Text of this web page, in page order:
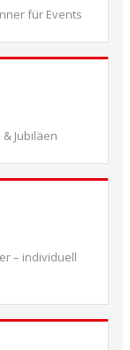
für Events
Jubiläen
– individuell